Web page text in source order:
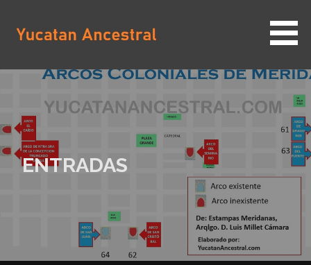
contenido
YUCATAN ANCESTRAL
ENTRADAS